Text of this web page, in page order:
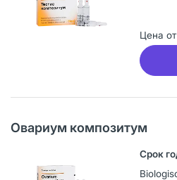
Цена от
Овариум композитум